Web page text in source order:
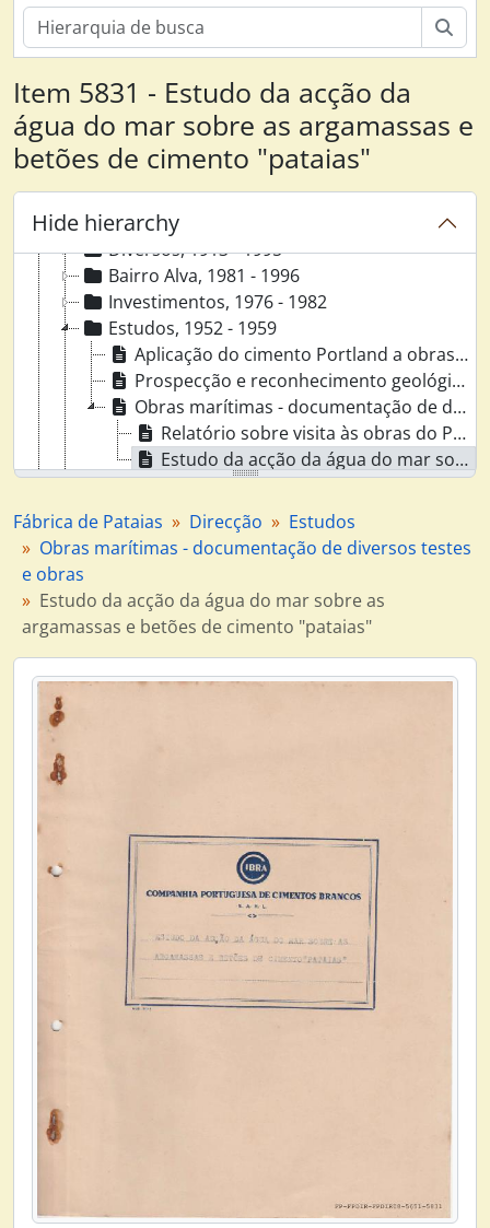
Item 5831 - Estudo da acção da
água do mar sobre as argamassas e
betões de cimento "pataias"
Hide hierarchy
Fábrica de Pataias, 1913 - 2003
Sector Administrativo, 1947 - 1989
Entrelec, 1953 - 1979
Fundação Joaquim Matias, 1950 - 1977
Direcção, 1913 - 2003
Ordens de Serviço, 1949 - 1985
Empréstimos, 1984 - 2000
Terrenos, 1948 - 2003
Construção Fábrica, 1958 - 1982
Diversos, 1913 - 1995
Bairro Alva, 1981 - 1996
Investimentos, 1976 - 1982
Estudos, 1952 - 1959
Aplicação do cimento Portland a obras marítimas, Abril 1955
Prospecção e reconhecimento geológico da Quinta da Marquesa (Carregado) para possível aquisição, Maio 1957 - Junho 1957
Obras marítimas - documentação de diversos testes e obras, Novembro 1952 - Fevereiro 1959
Relatório sobre visita às obras do Porto de Peniche, 13 de Novembro 1952
Estudo da acção da água do mar sobre as argamassas e betões de cimento "pataias", 26 de Dezembro 1952
Relatórios Anuais de Trabalho, 1951 - 1976
Pedidos e oposições a novas fábricas e fornos, 1956 - 1974
Sector de Pessoal, 1950 - 1989
Fábrica de Pataias Direcção
Estudos
Obras marítimas - documentação de diversos testes
e obras
Estudo da acção da água do mar sobre as
argamassas e betões de cimento "pataias"